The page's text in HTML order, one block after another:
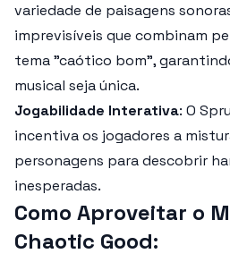
variedade de paisagens
imprevisíveis que combinam
tema "caótico bom",
musical seja única.
Jogabilidade Interativa: O
incentiva os jogadores a
personagens para descobrir
inesperadas.
Como Aproveitar o
Chaotic Good: